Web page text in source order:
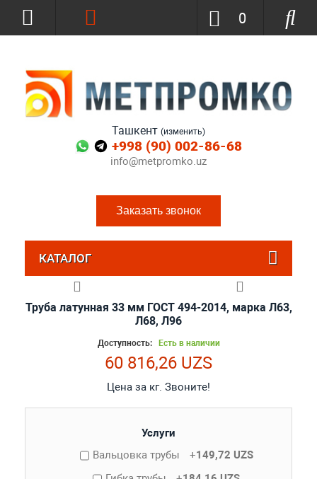
Ташкент (изменить)
+998 (90) 002-86-68
info@metpromko.uz
Заказать звонок
0
КАТАЛОГ
Труба латунная 33 мм ГОСТ 494-2014, марка Л63,
Л68, Л96
Доступность: Есть в наличии
60 816,26 UZS
Цена за кг. Звоните!
Услуги
Вальцовка трубы
+149,72 UZS